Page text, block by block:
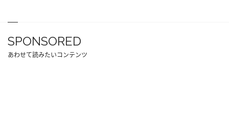
SPONSORED
あわせて読みたいコンテンツ